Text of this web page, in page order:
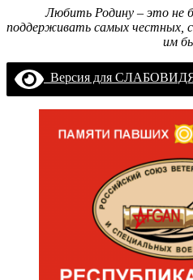
Любить Родину – это не
поддерживать самых честных,
им
Версия для